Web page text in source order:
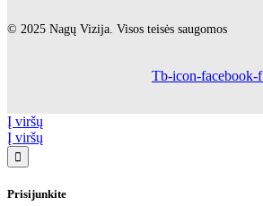
© 2025 Nagų Vizija. Visos teisės saugomos
Tb-icon-facebook-f
Į viršų
Į viršų
Prisijunkite